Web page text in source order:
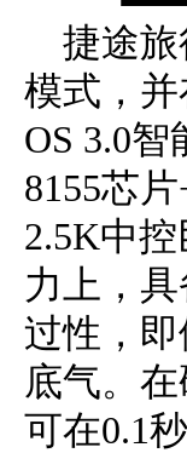
捷途
模式，
OS 3.0
8155芯
2.5K中
力上，
过性，
底气。
可在0.1